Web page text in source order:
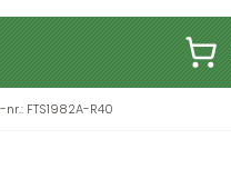
nr.: FTS1982A-R40